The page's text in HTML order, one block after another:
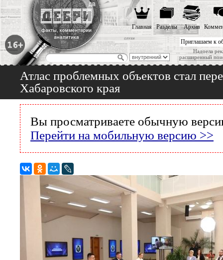
Приглашаем к
Надоела
расширенный
Главная Разделы Архив
Атлас проблемных объектов стал
Хабаровского края
Вы просматриваете обычную
Перейти на мобильную версию >>